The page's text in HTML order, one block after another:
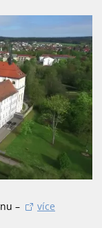
–
více